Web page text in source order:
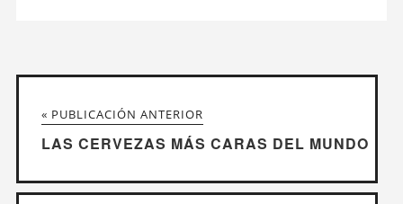
« PUBLICACIÓN ANTERIOR
LAS CERVEZAS MÁS CARAS DEL MUNDO